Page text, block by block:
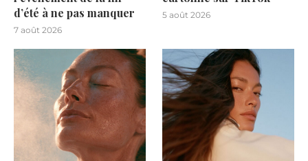
d’été à ne pas manquer
7 août 2026
5 août 2026